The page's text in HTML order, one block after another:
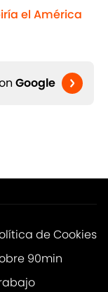
el América
Google
de Cookies
90min